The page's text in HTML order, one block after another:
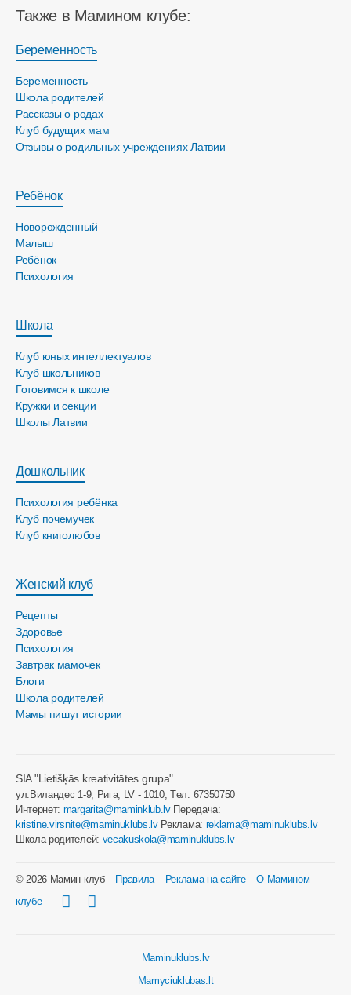
Также в Мамином клубе:
Беременность
Беременность
Школа родителей
Рассказы о родах
Клуб будущих мам
Отзывы о родильных учреждениях Латвии
Ребёнок
Новорожденный
Малыш
Ребёнок
Психология
Школа
Клуб юных интеллектуалов
Клуб школьников
Готовимся к школе
Кружки и секции
Школы Латвии
Дошкольник
Психология ребёнка
Клуб почемучек
Клуб книголюбов
Женский клуб
Рецепты
Здоровье
Психология
Завтрак мамочек
Блоги
Школа родителей
Мамы пишут истории
SIA "Lietišķās kreativitātes grupa"
ул.Виландес 1-9, Рига, LV - 1010, Tел. 67350750
Интернет: margarita@maminklub.lvПередача:
kristine.virsnite@maminuklubs.lvРеклама: reklama@maminuklubs.lv
Школа родителей: vecakuskola@maminuklubs.lv
© 2026 Мамин клуб Правила Реклама на сайте
О Мамином
клубе
Maminuklubs.lv
Mamyciuklubas.lt